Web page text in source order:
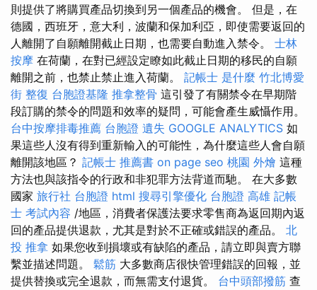
則提供了將購買產品切換到另一個產品的機會。 但是，在
德國，西班牙，意大利，波蘭和保加利亞，即使需要返回的
人離開了自願離開截止日期，也需要自動進入禁令。 士林
按摩 在荷蘭，在對已經設定瞭如此截止日期的移民的自願
離開之前，也禁止禁止進入荷蘭。 記帳士 是什麼 竹北博愛
街 整復 台胞證基隆 推拿整骨 這引發了有關禁令在早期階
段訂購的禁令的問題和效率的疑問，可能會產生威懾作用。
台中按摩排毒推薦 台胞證 遺失 GOOGLE ANALYTICS 如
果這些人沒有得到重新輸入的可能性，為什麼這些人會自願
離開該地區？ 記帳士 推薦書 on page seo 桃園 外燴 這種
方法也與該指令的行政和非犯罪方法背道而馳。 在大多數
國家 旅行社 台胞證 html 搜尋引擎優化 台胞證 高雄 記帳
士 考試內容 /地區，消費者保護法要求零售商為返回期內返
回的產品提供退款，尤其是對於不正確或錯誤的產品。 北
投 推拿 如果您收到損壞或有缺陷的產品，請立即與賣方聯
繫並描述問題。 鬆筋 大多數商店很快管理錯誤的回報，並
提供替換或完全退款，而無需支付退貨。 台中頭部撥筋 查